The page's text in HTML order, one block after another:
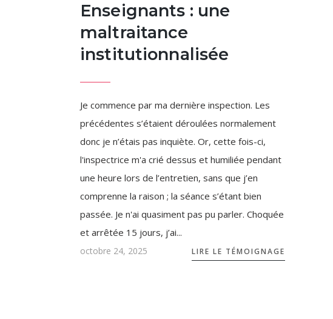
Enseignants : une
maltraitance
institutionnalisée
Je commence par ma dernière inspection. Les
précédentes s’étaient déroulées normalement
donc je n’étais pas inquiète. Or, cette fois-ci,
l'inspectrice m'a crié dessus et humiliée pendant
une heure lors de l’entretien, sans que j’en
comprenne la raison ; la séance s’étant bien
passée. Je n'ai quasiment pas pu parler. Choquée
et arrêtée 15 jours, j’ai...
octobre 24, 2025 LIRE LE TÉMOIGNAGE